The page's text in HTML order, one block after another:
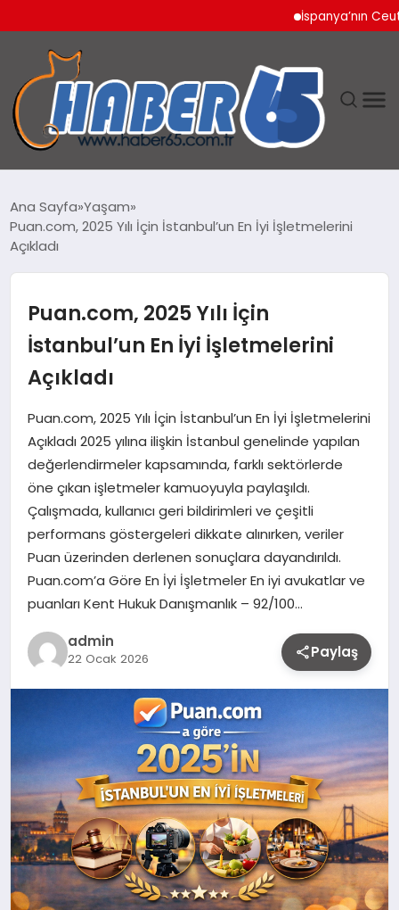
İspanya’nın Ceuta
YAŞAM
Ana Sayfa Yaşam
Puan.com, 2025 Yılı İçin İstanbul’un En İyi İşletmelerini
Açıkladı
Puan.com, 2025 Yılı İçin
İstanbul’un En İyi İşletmelerini
Açıkladı
Puan.com, 2025 Yılı İçin İstanbul’un En İyi İşletmelerini
Açıkladı 2025 yılına ilişkin İstanbul genelinde yapılan
değerlendirmeler kapsamında, farklı sektörlerde
öne çıkan işletmeler kamuoyuyla paylaşıldı.
Çalışmada, kullanıcı geri bildirimleri ve çeşitli
performans göstergeleri dikkate alınırken, veriler
Puan üzerinden derlenen sonuçlara dayandırıldı.
Puan.com’a Göre En İyi İşletmeler En iyi avukatlar ve
puanları Kent Hukuk Danışmanlık – 92/100…
admin
22 Ocak 2026 Paylaş